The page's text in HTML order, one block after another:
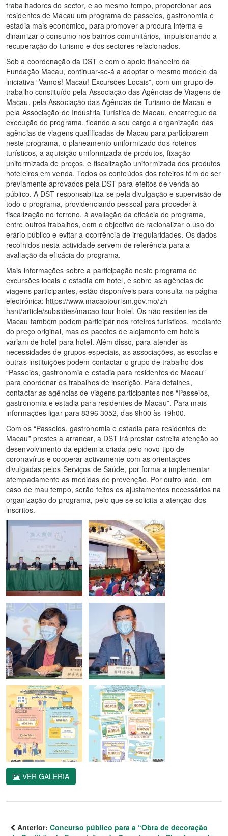
trabalhadores do sector, e ao mesmo tempo, proporcionar aos
residentes de Macau um programa de passeios, gastronomia e
estadia mais económico, para promover a procura interna e
dinamizar o consumo nos bairros comunitários, impulsionando a
recuperação do turismo e dos sectores relacionados.
Sob a coordenação da DST e com o apoio financeiro da
Fundação Macau, continuar-se-á a adoptar o mesmo modelo da
iniciativa “Vamos! Macau! Excursões Locais”, com um grupo de
trabalho constituído pela Associação das Agências de Viagens de
Macau, pela Associação das Agências de Turismo de Macau e
pela Associação de Indústria Turística de Macau, encarregue da
execução do programa, ficando a seu cargo a organização das
agências de viagens qualificadas de Macau para participarem
neste programa, o planeamento uniformizado dos roteiros
turísticos, a aquisição uniformizada de produtos, fixação
uniformizada de preços, e fiscalização uniformizada dos produtos
hoteleiros em venda. Todos os conteúdos dos roteiros têm de ser
previamente aprovados pela DST para efeitos de venda ao
público. A DST responsabiliza-se pela divulgação e supervisão de
todo o programa, providenciando pessoal para proceder à
fiscalização no terreno, à avaliação da eficácia do programa,
entre outros trabalhos, com o objectivo de racionalizar o uso do
erário público e evitar a ocorrência de irregularidades. Os dados
recolhidos nesta actividade servem de referência para a
avaliação da eficácia do programa.
Mais informações sobre a participação neste programa de
excursões locais e estadia em hotel, e sobre as agências de
viagens participantes, estão disponíveis para consulta na página
electrónica: https://www.macaotourism.gov.mo/zh-
hant/article/subsidies/macao-tour-hotel. Os não residentes de
Macau também podem participar nos roteiros turísticos, mediante
do preço original, mas os pacotes de alojamento em hotéis
variam de hotel para hotel. Além disso, para atender às
necessidades de grupos especiais, as associações, as escolas e
outras instituições podem contactar o grupo de trabalho dos
“Passeios, gastronomia e estadia para residentes de Macau”
para coordenar os trabalhos de inscrição. Para detalhes,
contactar as agências de viagens participantes nos “Passeios,
gastronomia e estadia para residentes de Macau”. Para mais
informações ligar para 8396 3052, das 9h00 às 19h00.
Com os “Passeios, gastronomia e estadia para residentes de
Macau” prestes a arrancar, a DST irá prestar estreita atenção ao
desenvolvimento da epidemia criada pelo novo tipo de
coronavírus e cooperar activamente com as orientações
divulgadas pelos Serviços de Saúde, por forma a implementar
atempadamente as medidas de prevenção. Por outro lado, em
caso de mau tempo, serão feitos os ajustamentos necessários na
organização do programa, pelo que se solicita a atenção dos
inscritos.
VER GALERIA
Anterior: Concurso público para a “Obra de decoração